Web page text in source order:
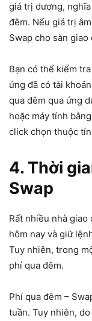
giá trị dương,
đêm. Nếu giá trị
Swap cho sàn giao
Bạn có thể kiểm
ứng đã có tài
qua đêm qua ứng
hoặc máy tính
click chọn thuộc
4. Thời
Swap
Rất nhiều nhà
hôm nay và giữ
Tuy nhiên, trong
phí qua đêm.
Phí qua đêm –
tuần. Tuy nhiên,